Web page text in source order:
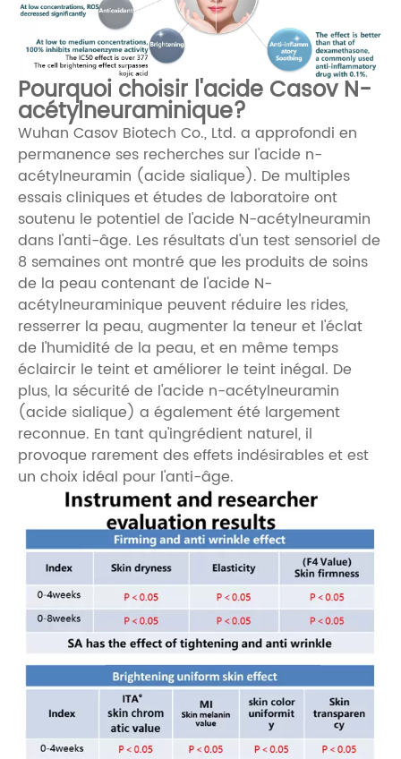
Pourquoi choisir l'acide Casov N-
acétylneuraminique?
Wuhan Casov Biotech Co., Ltd. a approfondi en
permanence ses recherches sur l'acide n-
acétylneuramin (acide sialique). De multiples
essais cliniques et études de laboratoire ont
soutenu le potentiel de l'acide N-acétylneuramin
dans l'anti-âge. Les résultats d'un test sensoriel de
8 semaines ont montré que les produits de soins
de la peau contenant de l'acide N-
acétylneuraminique peuvent réduire les rides,
resserrer la peau, augmenter la teneur et l'éclat
de l'humidité de la peau, et en même temps
éclaircir le teint et améliorer le teint inégal. De
plus, la sécurité de l'acide n-acétylneuramin
(acide sialique) a également été largement
reconnue. En tant qu'ingrédient naturel, il
provoque rarement des effets indésirables et est
un choix idéal pour l'anti-âge.